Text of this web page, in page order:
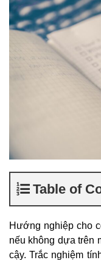
Table of
Hướng nghiệp cho
nếu không dựa trên
cậy. Trắc nghiệm